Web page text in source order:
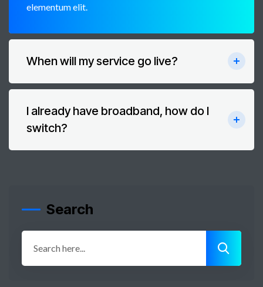
elementum elit.
When will my service go live?
I already have broadband, how do I
switch?
Search